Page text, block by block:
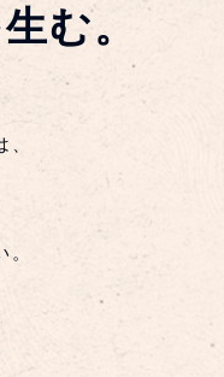
む。